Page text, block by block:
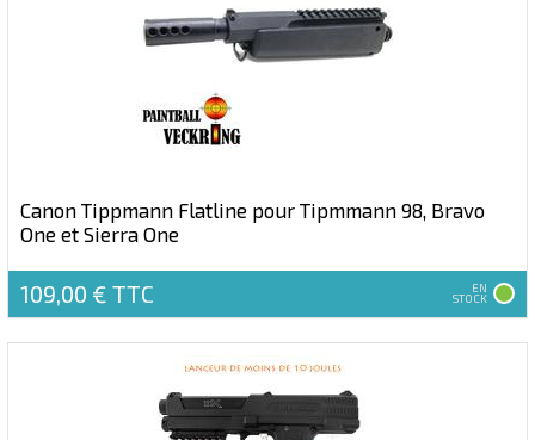
Canon Tippmann Flatline pour Tipmmann 98, Bravo
One et Sierra One
109,00 € TTC EN
STOCK